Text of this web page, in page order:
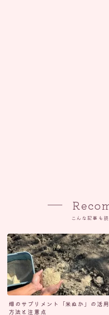
こんな記事も
畑のサプリメント「米ぬか」の活用
方法と注意点